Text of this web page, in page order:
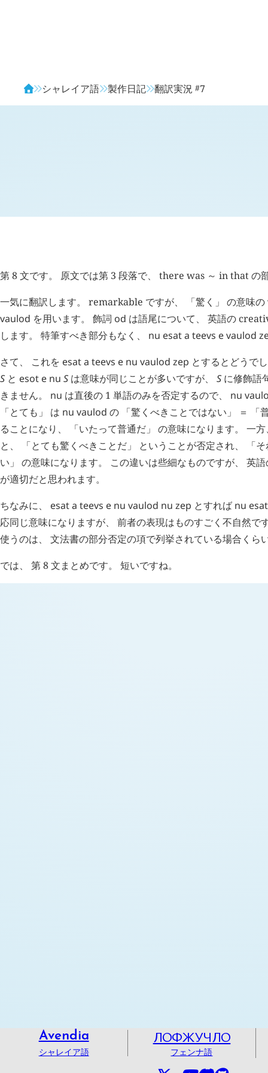
シャレイア語 製作日記 翻訳実況 #7
第 8 文です。 原文では第 3 段落で、 there was ～ in that の
一気に翻訳します。 remarkable ですが、 「驚く」 の意味の
vaulod を用います。 飾詞 od は語尾について、 英語の
します。 特筆すべき部分もなく、 nu esata teevs evaulod
さて、 これを esata teevs e nu vaulod zep とするとどうで
Sと esot e nu Sは意味が同じことが多いですが、 Sに修飾語
きません。 nu は直後の 1 単語のみを否定するので、 nu
「とても」 は nu vaulod の 「驚くべきことではない」 ＝ 「
ることになり、 「いたって普通だ」 の意味になります。 一
と、 「とても驚くべきことだ」 ということが否定され、 「
い」 の意味になります。 この違いは些細なものですが、 英
が適切だと思われます。
ちなみに、 esata teevs e nu vaulod nu zep とすれば nu esat
応同じ意味になりますが、 前者の表現はものすごく不自然で
使うのは、 文法書の部分否定の項で列挙されている場合くら
では、 第 8 文まとめです。 短いですね。
Avendia
シャレイア語
ЛОФЖУЧЛО
フェンナ語